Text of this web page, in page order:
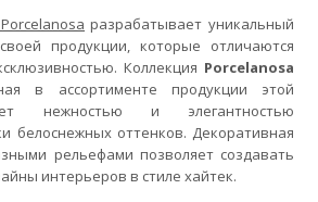
разрабатывает уникальный
продукции, которые отличаются
Коллекция Porcelanosa
в ассортименте продукции этой
нежностью и элегантностью
белоснежных оттенков. Декоративная
рельефами позволяет создавать
интерьеров в стиле хайтек.